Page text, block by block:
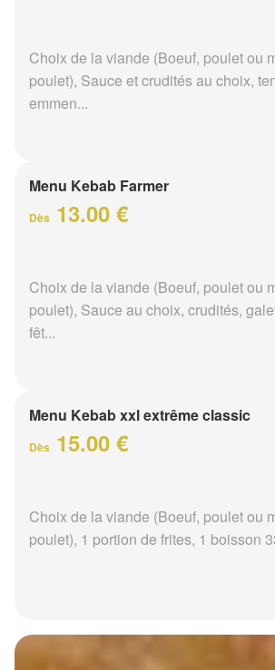
Choix de la viande (Boeuf, poulet ou
poulet), Sauce et crudités au choix,
emmen...
Menu Kebab Farmer
Dès 13.00 €
Choix de la viande (Boeuf, poulet ou
poulet), Sauce au choix, crudités,
fêt...
Menu Kebab xxl extrême classic
Dès 15.00 €
Choix de la viande (Boeuf, poulet ou
poulet), 1 portion de frites, 1 boisson